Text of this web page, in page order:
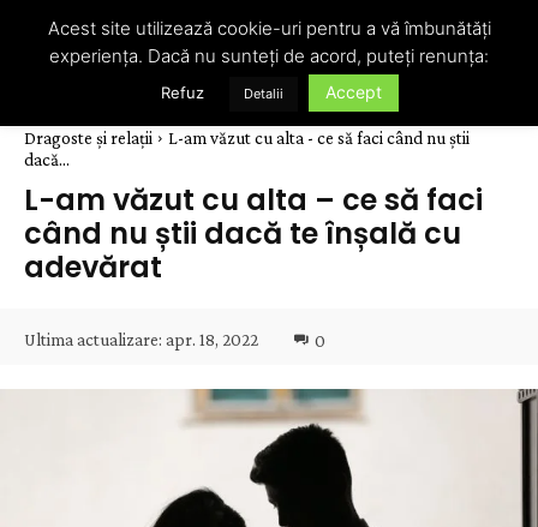
Dragoste și relații
L-am văzut cu alta - ce să faci când nu știi
dacă...
L-am văzut cu alta – ce să faci
când nu știi dacă te înșală cu
adevărat
Ultima actualizare: apr. 18, 2022 0
Acest site utilizează cookie-uri pentru a vă îmbunătăți
experiența. Dacă nu sunteți de acord, puteți renunța:
Refuz Detalii Accept